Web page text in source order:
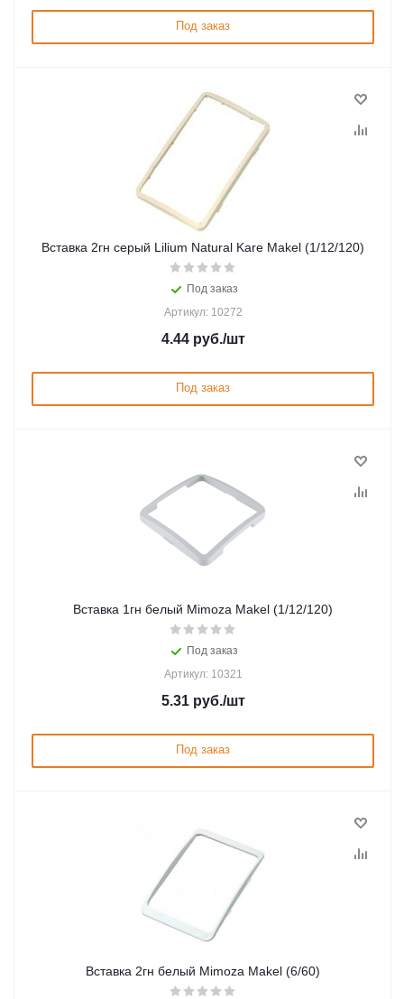
Под заказ
Вставка 2гн серый Lilium Natural Kare Makel (1/12/120)
Под заказ
Артикул: 10272
4.44руб./шт
Под заказ
Вставка 1гн белый Mimoza Makel (1/12/120)
Под заказ
Артикул: 10321
5.31руб./шт
Под заказ
Вставка 2гн белый Mimoza Makel (6/60)